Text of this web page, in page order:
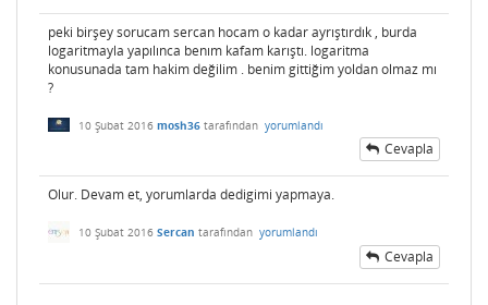
peki birşey sorucam sercan hocam o kadar ayrıştırdık , burda
logaritmayla yapılınca benım kafam karıştı. logaritma
konusunada tam hakim değilim . benim gittiğim yoldan olmaz mı
?
10 Şubat 2016 mosh36 tarafından yorumlandı
Cevapla
Olur. Devam et, yorumlarda dedigimi yapmaya.
10 Şubat 2016 Sercan tarafından yorumlandı
Cevapla